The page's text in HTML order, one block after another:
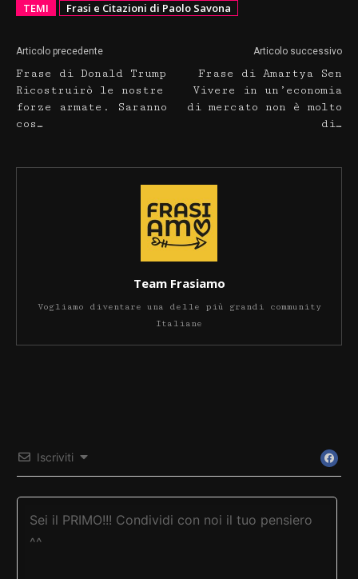
TEMI Frasi e Citazioni di Paolo Savona
Articolo precedente
Frase di Donald Trump
Ricostruirò le nostre
forze armate. Saranno
cos…
Articolo successivo
Frase di Amartya Sen
Vivere in un’economia
di mercato non è molto
di…
Team Frasiamo
Vogliamo diventare una delle più grandi community
Italiane
Iscriviti